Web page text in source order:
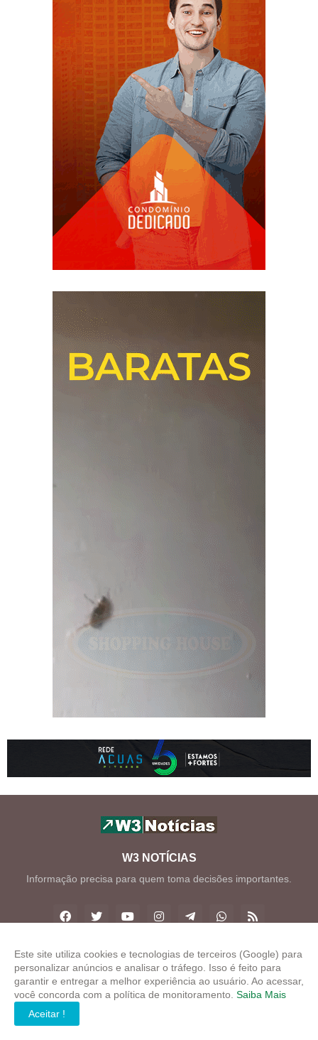
W3 NOTÍCIAS
Informação precisa para quem toma decisões importantes.
Copyright ©2026W3 Notícias
INÍCIO SOBRE CONTATO LGPD
EXPEDIENTE
Este site utiliza cookies e tecnologias de terceiros (Google) para
personalizar anúncios e analisar o tráfego. Isso é feito para
garantir e entregar a melhor experiência ao usuário. Ao acessar,
você concorda com a política de monitoramento. Saiba Mais
Aceitar !